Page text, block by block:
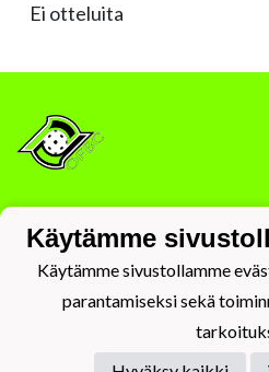
Ei otteluita
Käytämme
Käytämme sivustollamme
parantamiseksi sekä